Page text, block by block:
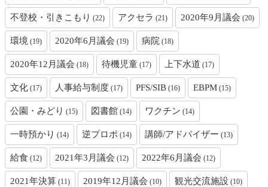
不登校・引きこもり (22) アクセラ (21) 2020年9月議会 (20)
環境 (19) 2020年6月議会 (19) 病院 (18)
2020年12月議会 (18) 待機児童 (17) 上下水道 (17)
文化 (17) 人事給与制度 (17) PFS/SIB (16) EBPM (15)
公園・みどり (15) 図書館 (14) ワクチン (14)
一時預かり (14) 逆プロポ (14) 講師/アドバイザー (13)
給食 (12) 2021年3月議会 (12) 2022年6月議会 (12)
2021年決算 (11) 2019年12月議会 (10) 観光交流施設 (10)